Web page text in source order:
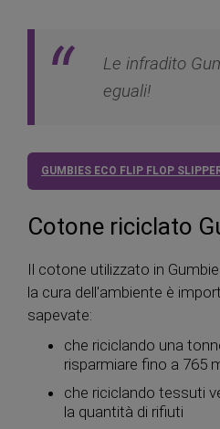
Le infradito
eguali!
GUMBIES ECO FLIP FLOP
Cotone riciclato
Il cotone utilizzato in
la cura dell'ambiente è
sapevate:
che riciclando una
risparmiare fino a 765
che riciclando tessuti
la quantità di rifiuti